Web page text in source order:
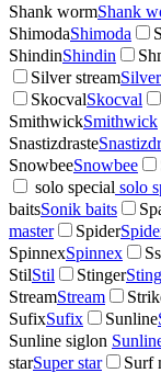
Shank wormShank
ShimodaShimoda
ShindinShindin
Silver stream
SkocvalSkocval
SmithwickSmithwick
Snastizdraste
SnowbeeSnowbee
solo special solo
baitsSonik baits
master
Spider
SpinnexSpinnex
StilStil Stinger
StreamStream
SufixSufix Sunline
Sunline siglon
starSuper star Surf